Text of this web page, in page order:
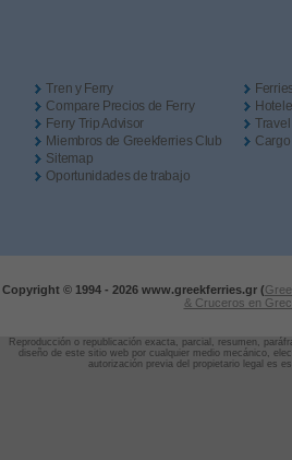
Tren y Ferry
Compare Precios de Ferry
Ferry Trip Advisor
Miembros de Greekferries Club
Sitemap
Oportunidades de trabajo
Copyright © 1994 - 2026 www.greekferries.gr (
& Cruceros en
Reproducción o republicación exacta, parcial, resumen,
diseño de este sitio web por cualquier medio mecánico,
autorización previa del propietario legal es